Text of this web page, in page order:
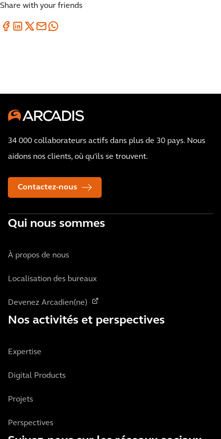
Share with your friends
34 000 collaborateurs actifs dans plus de 30 pays. Nous
aidons nos clients, où qu'ils se trouvent.
Contactez-nous
Qui nous sommes
À propos de nous
Localisation des bureaux
Devenez Arcadien(ne)
Nos activités et perspectives
Expertise
Digital Products
Projets
Perspectives